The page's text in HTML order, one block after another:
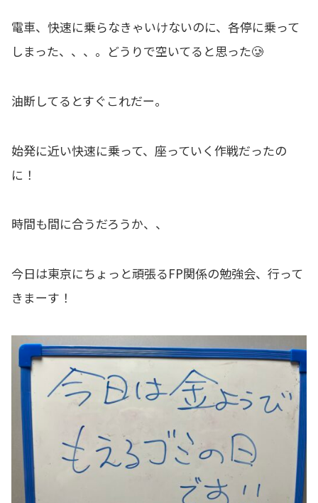
電車、快速に乗らなきゃいけないのに、各停に乗って
しまった、、、。どうりで空いてると思った🥲
油断してるとすぐこれだー。
始発に近い快速に乗って、座っていく作戦だったの
に！
時間も間に合うだろうか、、
今日は東京にちょっと頑張るFP関係の勉強会、行って
きまーす！